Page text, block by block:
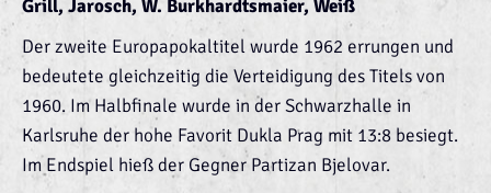
Grill, Jarosch, W. Burkhardtsmaier, Weiß
Der zweite Europapokaltitel wurde 1962 errungen und
bedeutete gleichzeitig die Verteidigung des Titels von
1960. Im Halbfinale wurde in der Schwarzhalle in
Karlsruhe der hohe Favorit Dukla Prag mit 13:8 besiegt.
Im Endspiel hieß der Gegner Partizan Bjelovar.